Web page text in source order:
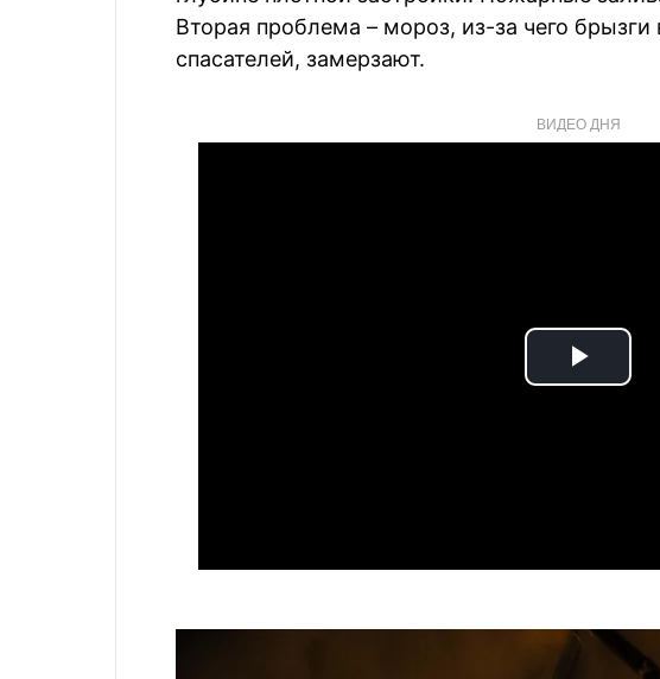
Вторая проблема – мороз, из-за чего
спасателей, замерзают.
ВИДЕО ДНЯ
Play